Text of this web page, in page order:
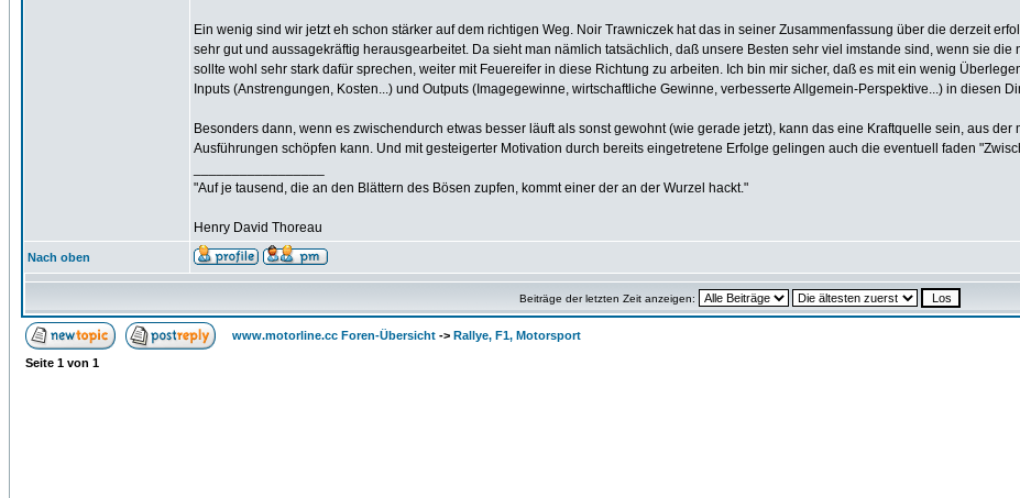
Ein wenig sind wir jetzt eh schon stärker auf dem richtigen Weg. Noir Trawniczek hat das in seiner Zusammenfassung über die derzeit
sehr gut und aussagekräftig herausgearbeitet. Da sieht man nämlich tatsächlich, daß unsere Besten sehr viel imstande sind, wenn sie
sollte wohl sehr stark dafür sprechen, weiter mit Feuereifer in diese Richtung zu arbeiten. Ich bin mir sicher, daß es mit ein wenig
Inputs (Anstrengungen, Kosten...) und Outputs (Imagegewinne, wirtschaftliche Gewinne, verbesserte Allgemein-Perspektive...) in diesen
Besonders dann, wenn es zwischendurch etwas besser läuft als sonst gewohnt (wie gerade jetzt), kann das eine Kraftquelle sein, aus
Ausführungen schöpfen kann. Und mit gesteigerter Motivation durch bereits eingetretene Erfolge gelingen auch die eventuell faden
"Auf je tausend, die an den Blättern des Bösen zupfen, kommt einer der an der Wurzel hackt."
Henry David Thoreau
Nach oben
Beiträge der letzten Zeit anzeigen:
www.motorline.cc Foren-Übersicht -> Rallye, F1, Motorsport
Seite 1 von 1